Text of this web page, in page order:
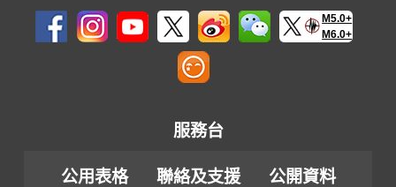
M5.0+
M6.0+
服務台
公用表格 聯絡及支援
公開資料